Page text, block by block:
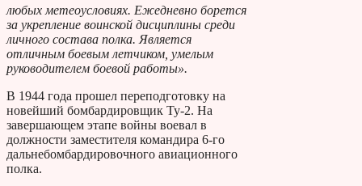
любых метеоусловиях. Ежедневно борется
за укрепление воинской дисциплины среди
личного состава полка. Является
отличным боевым летчиком, умелым
руководителем боевой работы».
В 1944 года прошел переподготовку на
новейший бомбардировщик Ту-2. На
завершающем этапе войны воевал в
должности заместителя командира 6-го
дальнебомбардировочного авиационного
полка.